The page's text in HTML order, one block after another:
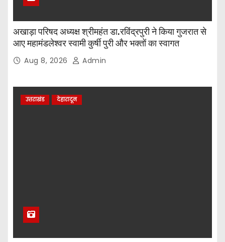
अखाड़ा परिषद अध्यक्ष श्रीमहंत डा.रविंद्रपुरी ने किया गुजरात से
आए महामंडलेश्वर स्वामी कुर्षी पुरी और भक्तों का स्वागत
Aug 8, 2026 Admin
उत्तराखंड देहारादून